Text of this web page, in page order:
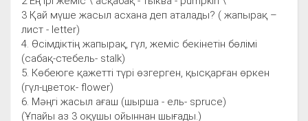
3 Қай мүше жасыл асхана деп аталады? ( жапырақ –
лист - letter)
4. Өсімдіктің жапырақ, гүл, жеміс бекінетін бөлімі
(сабақ-стебель- stalk)
5. Көбеюге қажетті түрі өзгерген, қысқарған өркен
(гүл-цветок- flower)
6. Мәңгі жасыл ағаш (шырша - ель- spruce)
(Ұпайы аз 3 оқушы ойыннан шығады.)